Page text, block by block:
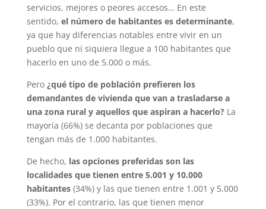
servicios, mejores o peores accesos… En este
sentido, el número de habitantes es determinante,
ya que hay diferencias notables entre vivir en un
pueblo que ni siquiera llegue a 100 habitantes que
hacerlo en uno de 5.000 o más.
Pero ¿qué tipo de población prefieren los
demandantes de vivienda que van a trasladarse a
una zona rural y aquellos que aspiran a hacerlo?La
mayoría (66%) se decanta por poblaciones que
tengan más de 1.000 habitantes.
De hecho, las opciones preferidas son las
localidades que tienen entre 5.001 y 10.000
habitantes(34%) y las que tienen entre 1.001 y 5.000
(33%). Por el contrario, las que tienen menor